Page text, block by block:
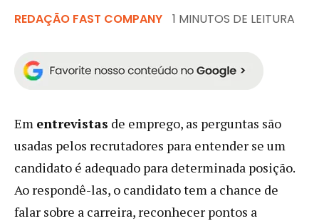
REDAÇÃO FAST COMPANY 1 MINUTOS DE LEITURA
Em entrevistas de emprego, as perguntas são
usadas pelos recrutadores para entender se um
candidato é adequado para determinada posição.
Ao respondê-las, o candidato tem a chance de
falar sobre a carreira, reconhecer pontos a